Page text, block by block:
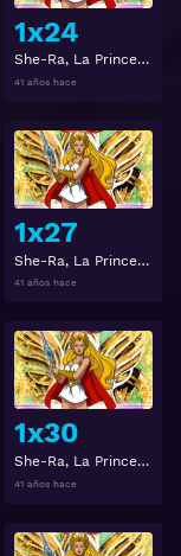
1x24
She-Ra, La Princesa del Poder Temporada 1 Capitulo 24
41 años hace
Ver
1x27
She-Ra, La Princesa del Poder Temporada 1 Capitulo 27
41 años hace
Ver
1x30
She-Ra, La Princesa del Poder Temporada 1 Capitulo 30
41 años hace
Ver